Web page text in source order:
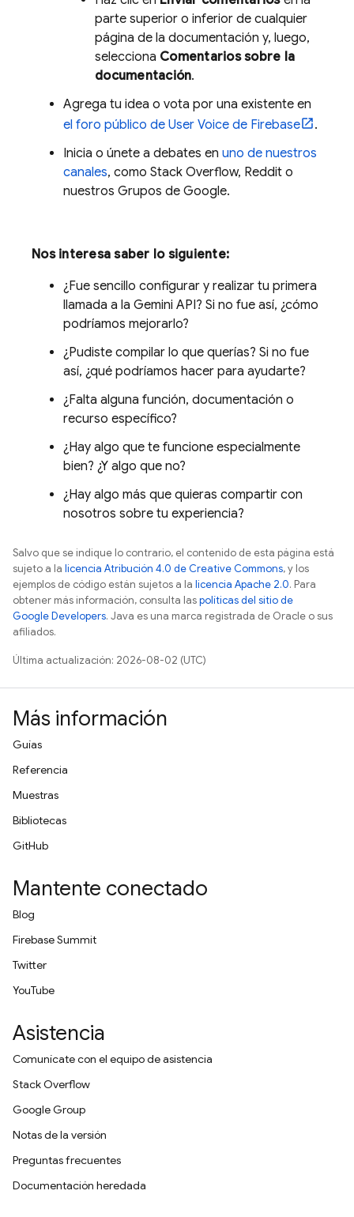
parte superior o inferior de cualquier
página de la documentación y, luego,
selecciona Comentarios sobre la
documentación.
Agrega tu idea o vota por una existente en
el foro público de User Voice de Firebase
.
Inicia o únete a debates en uno de nuestros
canales, como Stack Overflow, Reddit o
nuestros Grupos de Google.
Nos interesa saber lo siguiente:
¿Fue sencillo configurar y realizar tu primera
llamada a la Gemini API? Si no fue así, ¿cómo
podríamos mejorarlo?
¿Pudiste compilar lo que querías? Si no fue
así, ¿qué podríamos hacer para ayudarte?
¿Falta alguna función, documentación o
recurso específico?
¿Hay algo que te funcione especialmente
bien? ¿Y algo que no?
¿Hay algo más que quieras compartir con
nosotros sobre tu experiencia?
Salvo que se indique lo contrario, el contenido de esta página está
sujeto a la licencia Atribución 4.0 de Creative Commons, y los
ejemplos de código están sujetos a la licencia Apache 2.0. Para
obtener más información, consulta laspolíticas del sitio de
Google Developers. Java es una marca registrada de Oracle o sus
afiliados.
Última actualización: 2026-08-02 (UTC)
Más información
Guías
Referencia
Muestras
Bibliotecas
GitHub
Mantente conectado
Blog
Firebase Summit
Twitter
YouTube
Asistencia
Comunícate con el equipo de asistencia
Stack Overflow
Google Group
Notas de la versión
Preguntas frecuentes
Documentación heredada